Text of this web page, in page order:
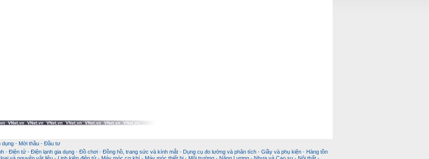
dụng - Mời thầu - Đầu tư
- Điện tử - Điện lạnh gia dụng - Đồ chơi - Đồng hồ, trang sức và kính mắt - Dụng cụ đo lường và phân tích - Giầy và phụ kiện - Hàng tồn